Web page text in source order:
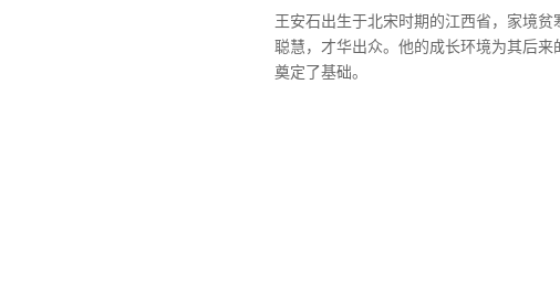
王安石出生于北宋时期的江西省，家境贫
聪慧，才华出众。他的成长环境为其后来
奠定了基础。